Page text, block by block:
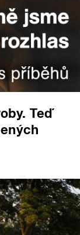
Teď